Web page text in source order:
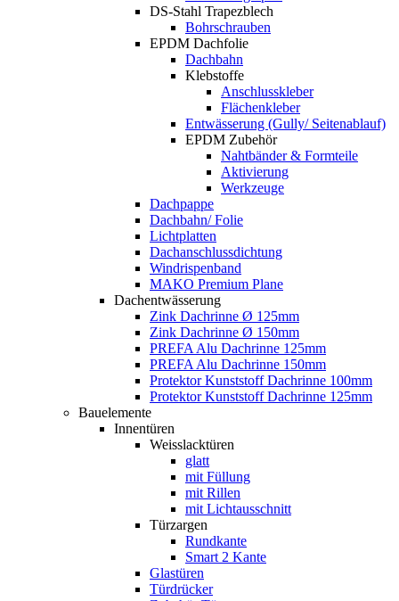
DS-Stahl Trapezblech
Bohrschrauben
EPDM Dachfolie
Dachbahn
Klebstoffe
Anschlusskleber
Flächenkleber
Entwässerung (Gully/ Seitenablauf)
EPDM Zubehör
Nahtbänder & Formteile
Aktivierung
Werkzeuge
Dachpappe
Dachbahn/ Folie
Lichtplatten
Dachanschlussdichtung
Windrispenband
MAKO Premium Plane
Dachentwässerung
Zink Dachrinne Ø 125mm
Zink Dachrinne Ø 150mm
PREFA Alu Dachrinne 125mm
PREFA Alu Dachrinne 150mm
Protektor Kunststoff Dachrinne 100mm
Protektor Kunststoff Dachrinne 125mm
Bauelemente
Innentüren
Weisslacktüren
glatt
mit Füllung
mit Rillen
mit Lichtausschnitt
Türzargen
Rundkante
Smart 2 Kante
Glastüren
Türdrücker